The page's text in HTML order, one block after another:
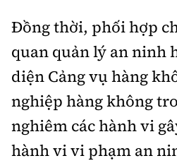
Đồng thời, phối hợp
quan quản lý an ninh
diện Cảng vụ hàng
nghiệp hàng không
nghiêm các hành vi
hành vi vi phạm an